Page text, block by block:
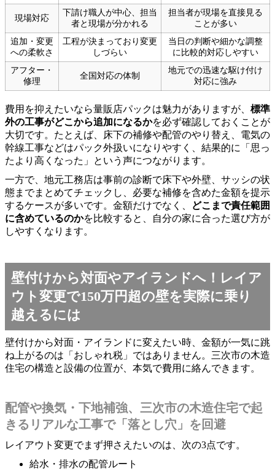
現場対応
下請け職人が中心、担当
者と現場が分かれる
担当者が現場を直接見る
ことが多い
追加・変更
への柔軟さ
工程が決まっており変更
しづらい
当日の判断や細かな調整
に比較的対応しやすい
アフター・
修理
全国対応の体制
地元での迅速な駆け付け
対応に強み
費用を抑えたいなら量販店パックは魅力がありますが、 標準
外の工事がどこから追加になるかを必ず確認しておくことが
大切です。たとえば、床下の補修や配管のやり替え、電気の
幹線工事などはパック外扱いになりやすく、結果的に「思っ
たより高くなった」という声につながります。
一方で、地元工務店は事前の診断で床下や外壁、サッシの状
態までまとめてチェックし、必要な補修を含めた金額を提示
するケースが多いです。金額だけでなく、
どこまで責任範囲
に含めているのかを比較すると、自分の家に合った選び方が
しやすくなります。
壁付けから対面やアイランドへ！レイア
ウト変更で150万円超の壁を実際に乗り
越えるには
壁付けから対面・アイランドに変えたい時、金額が一気に跳
ね上がるのは「おしゃれ税」ではありません。三次市の木造
住宅の構造と設備の位置が、本気で費用に絡んできます。
配管や換気・下地補強、三次市の木造住宅で起
きるリアルな工事で「落とし穴」を回避
レイアウト変更でまず押さえたいのは、次の3点です。
給水・排水の配管ルート